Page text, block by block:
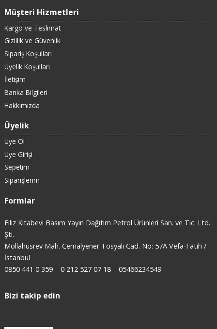
Müşteri Hizmetleri
Kargo ve Teslimat
Gizlilik ve Güvenlik
Sipariş Koşulları
Üyelik Koşulları
İletişim
Banka Bilgileri
Hakkımızda
Üyelik
Üye Ol
Üye Girişi
Sepetim
Siparişlerim
Formlar
Filiz Kitabevi Basım Yayın Dağıtım Petrol Ürünleri San. ve Tic. Ltd.
Şti.
Mollahüsrev Mah. Cemalyener Tosyalı Cad. No: 57A Vefa-Fatih /
İstanbul
0850 441 0 359
0 212 527 07 18 05466234549
Bizi takip edin